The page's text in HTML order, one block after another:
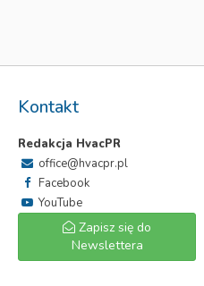
Kontakt
Redakcja HvacPR
office@hvacpr.pl
Facebook
YouTube
Zapisz się do
Newslettera